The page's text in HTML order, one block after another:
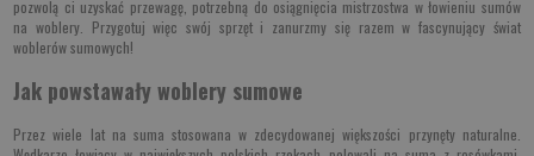
pozwolą ci uzyskać przewagę, potrzebną do osiągnięcia mistrzostwa w łowieniu sumów
na woblery. Przygotuj więc swój sprzęt i zanurzmy się razem w fascynujący świat
woblerów sumowych!
Jak powstawały woblery sumowe
Przez wiele lat na suma stosowana w zdecydowanej większości przynęty naturalne.